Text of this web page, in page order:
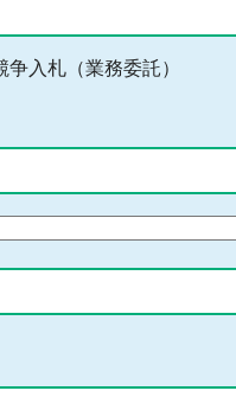
争入札（業務委託）